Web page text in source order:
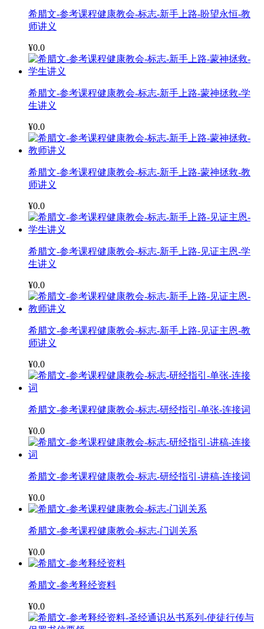
希腊文-参考课程健康教会-标志-新手上路-盼望永恒-教
师讲义
¥0.0
希腊文-参考课程健康教会-标志-新手上路-蒙神拯救-学
生讲义
¥0.0
希腊文-参考课程健康教会-标志-新手上路-蒙神拯救-教
师讲义
¥0.0
希腊文-参考课程健康教会-标志-新手上路-见证主恩-学
生讲义
¥0.0
希腊文-参考课程健康教会-标志-新手上路-见证主恩-教
师讲义
¥0.0
希腊文-参考课程健康教会-标志-研经指引-单张-连接词
¥0.0
希腊文-参考课程健康教会-标志-研经指引-讲稿-连接词
¥0.0
希腊文-参考课程健康教会-标志-门训关系
¥0.0
希腊文-参考释经资料
¥0.0